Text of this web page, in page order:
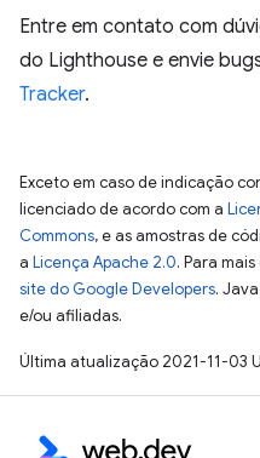
Entre em contato com
do Lighthouse e envie
Tracker.
Exceto em caso de indicação
licenciado de acordo com a
Commons, e as amostras de
a Licença Apache 2.0. Para
site do Google Developers.
e/ou afiliadas.
Última atualização 2021-11-03